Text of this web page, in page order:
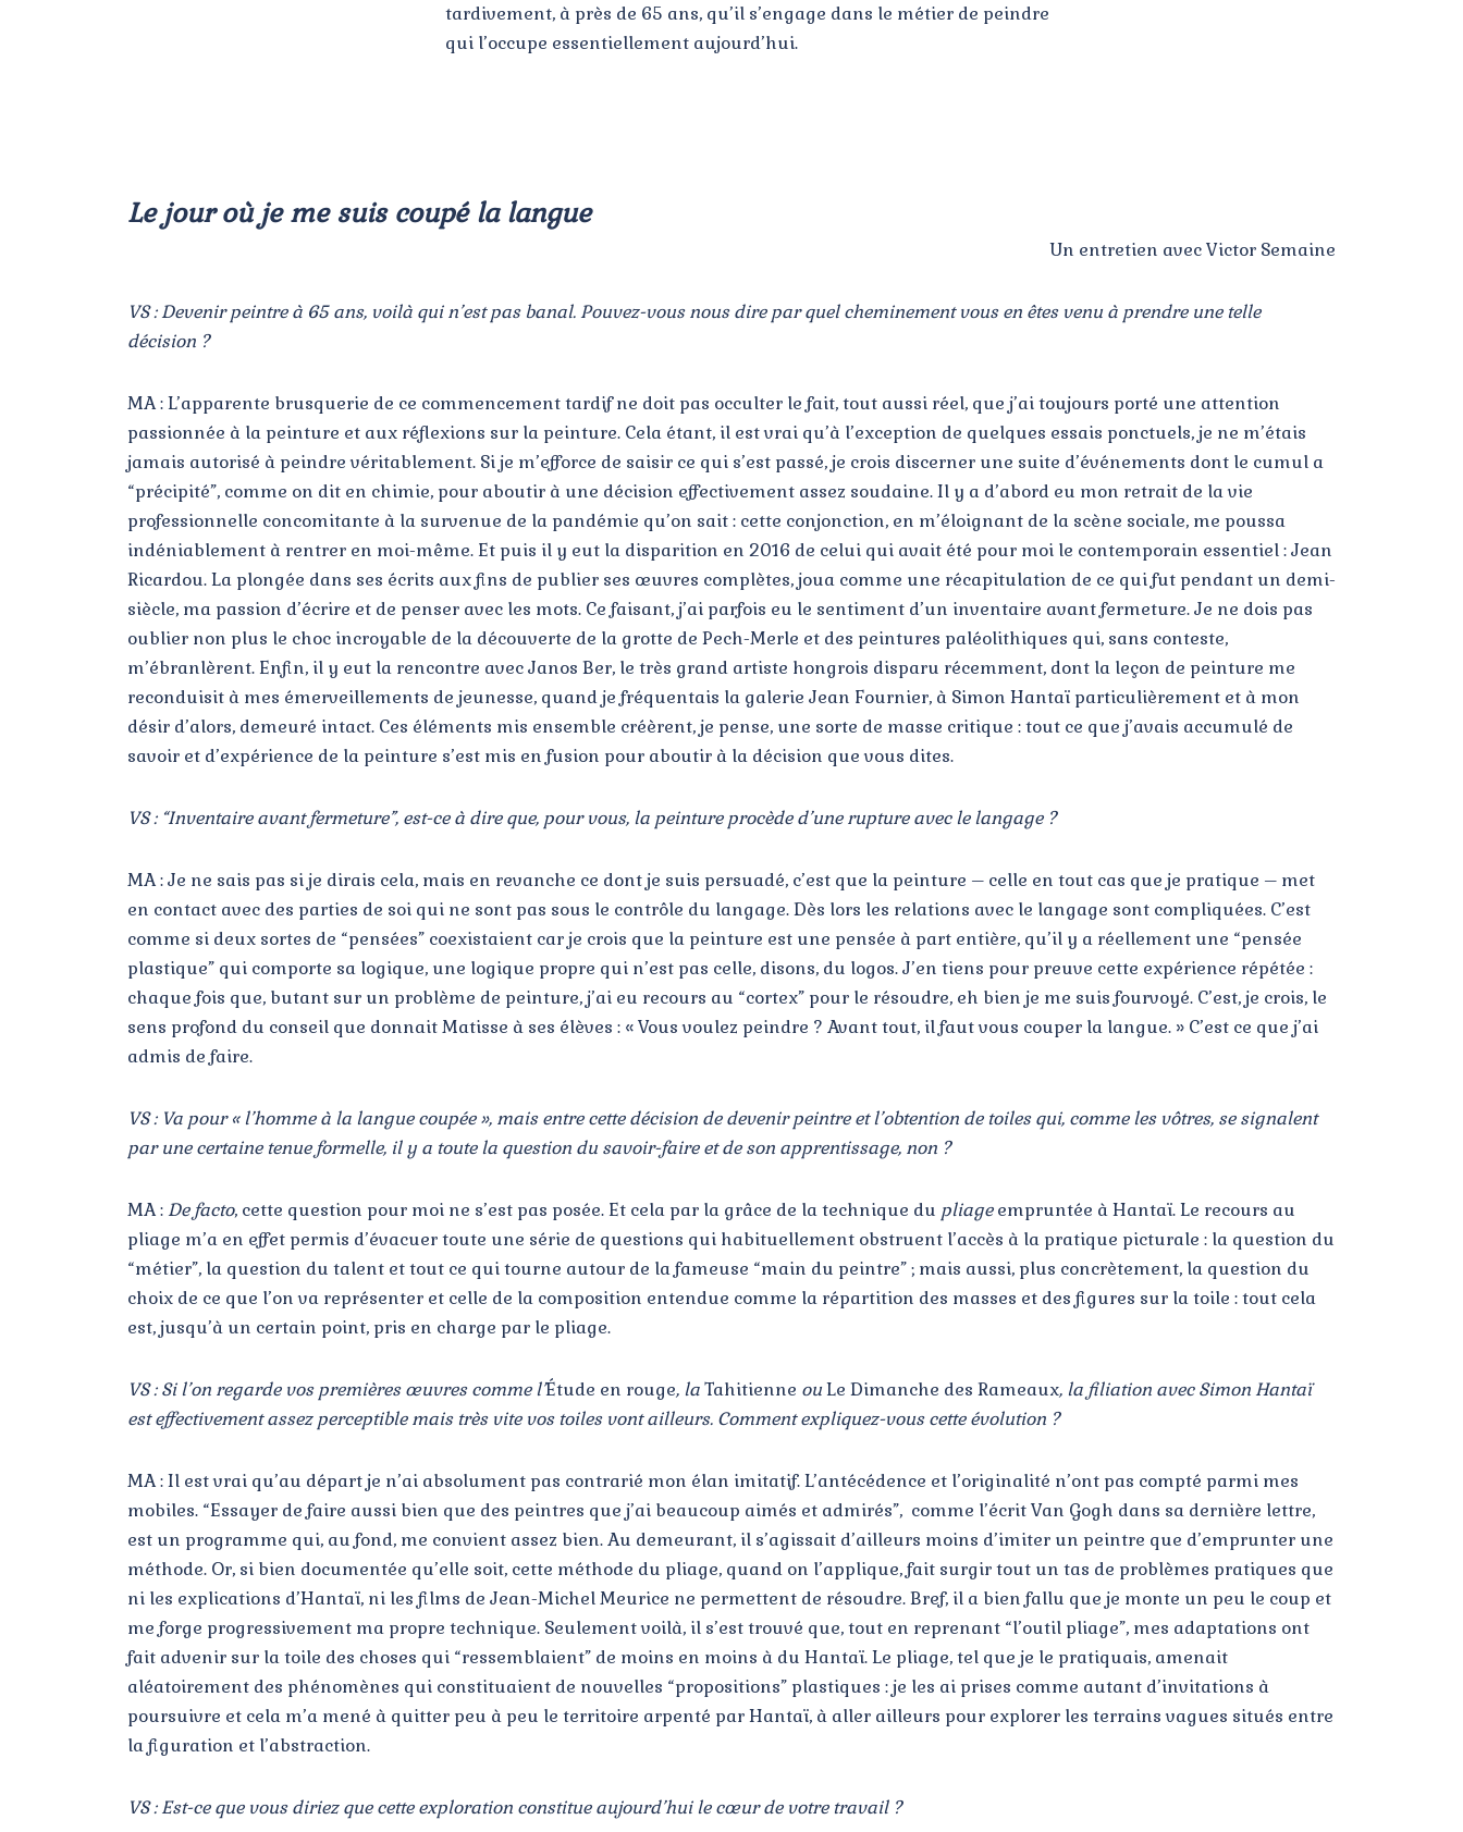
tardivement, à près de 65 ans, qu’il s’engage dans le métier de peindre
qui l’occupe essentiellement aujourd’hui.
Le jour où je me suis coupé la langue
Un entretien avec Victor Semaine
VS : Devenir peintre à 65 ans, voilà qui n’est pas banal. Pouvez-vous nous dire par quel cheminement vous en êtes venu à prendre une telle
décision ?
MA : L’apparente brusquerie de ce commencement tardif ne doit pas occulter le fait, tout aussi réel, que j’ai toujours porté une attention
passionnée à la peinture et aux réflexions sur la peinture. Cela étant, il est vrai qu’à l’exception de quelques essais ponctuels, je ne m’étais
jamais autorisé à peindre véritablement. Si je m’efforce de saisir ce qui s’est passé, je crois discerner une suite d’événements dont le cumul a
“précipité”, comme on dit en chimie, pour aboutir à une décision effectivement assez soudaine. Il y a d’abord eu mon retrait de la vie
professionnelle concomitante à la survenue de la pandémie qu’on sait : cette conjonction, en m’éloignant de la scène sociale, me poussa
indéniablement à rentrer en moi-même. Et puis il y eut la disparition en 2016 de celui qui avait été pour moi le contemporain essentiel : Jean
Ricardou. La plongée dans ses écrits aux fins de publier ses œuvres complètes, joua comme une récapitulation de ce qui fut pendant un demi-
siècle, ma passion d’écrire et de penser avec les mots. Ce faisant, j’ai parfois eu le sentiment d’un inventaire avant fermeture. Je ne dois pas
oublier non plus le choc incroyable de la découverte de la grotte de Pech-Merle et des peintures paléolithiques qui, sans conteste,
m’ébranlèrent. Enfin, il y eut la rencontre avec Janos Ber, le très grand artiste hongrois disparu récemment, dont la leçon de peinture me
reconduisit à mes émerveillements de jeunesse, quand je fréquentais la galerie Jean Fournier, à Simon Hantaï particulièrement et à mon
désir d’alors, demeuré intact. Ces éléments mis ensemble créèrent, je pense, une sorte de masse critique : tout ce que j’avais accumulé de
savoir et d’expérience de la peinture s’est mis en fusion pour aboutir à la décision que vous dites.
VS : “Inventaire avant fermeture”, est-ce à dire que, pour vous, la peinture procède d’une rupture avec le langage ?
MA : Je ne sais pas si je dirais cela, mais en revanche ce dont je suis persuadé, c’est que la peinture – celle en tout cas que je pratique – met
en contact avec des parties de soi qui ne sont pas sous le contrôle du langage. Dès lors les relations avec le langage sont compliquées. C’est
comme si deux sortes de “pensées” coexistaient car je crois que la peinture est une pensée à part entière, qu’il y a réellement une “pensée
plastique” qui comporte sa logique, une logique propre qui n’est pas celle, disons, du logos. J’en tiens pour preuve cette expérience répétée :
chaque fois que, butant sur un problème de peinture, j’ai eu recours au “cortex” pour le résoudre, eh bien je me suis fourvoyé. C’est, je crois, le
sens profond du conseil que donnait Matisse à ses élèves : « Vous voulez peindre ? Avant tout, il faut vous couper la langue. » C’est ce que j’ai
admis de faire.
VS : Va pour « l’homme à la langue coupée », mais entre cette décision de devenir peintre et l’obtention de toiles qui, comme les vôtres, se signalent
par une certaine tenue formelle, il y a toute la question du savoir-faire et de son apprentissage, non ?
MA :De facto, cette question pour moi ne s’est pas posée. Et cela par la grâce de la technique du pliageempruntée à Hantaï. Le recours au
pliage m’a en effet permis d’évacuer toute une série de questions qui habituellement obstruent l’accès à la pratique picturale : la question du
“métier”, la question du talent et tout ce qui tourne autour de la fameuse “main du peintre” ; mais aussi, plus concrètement, la question du
choix de ce que l’on va représenter et celle de la composition entendue comme la répartition des masses et des figures sur la toile : tout cela
est, jusqu’à un certain point, pris en charge par le pliage.
VS : Si l’on regarde vos premières œuvres comme l’Étude en rouge, laTahitienne ouLe Dimanche des Rameaux, la filiation avec Simon Hantaï
est effectivement assez perceptible mais très vite vos toiles vont ailleurs. Comment expliquez-vous cette évolution ?
MA : Il est vrai qu’au départ je n’ai absolument pas contrarié mon élan imitatif. L’antécédence et l’originalité n’ont pas compté parmi mes
mobiles. “Essayer de faire aussi bien que des peintres que j’ai beaucoup aimés et admirés”, comme l’écrit Van Gogh dans sa dernière lettre,
est un programme qui, au fond, me convient assez bien. Au demeurant, il s’agissait d’ailleurs moins d’imiter un peintre que d’emprunter une
méthode. Or, si bien documentée qu’elle soit, cette méthode du pliage, quand on l’applique, fait surgir tout un tas de problèmes pratiques que
ni les explications d’Hantaï, ni les films de Jean-Michel Meurice ne permettent de résoudre. Bref, il a bien fallu que je monte un peu le coup et
me forge progressivement ma propre technique. Seulement voilà, il s’est trouvé que, tout en reprenant “l’outil pliage”, mes adaptations ont
fait advenir sur la toile des choses qui “ressemblaient” de moins en moins à du Hantaï. Le pliage, tel que je le pratiquais, amenait
aléatoirement des phénomènes qui constituaient de nouvelles “propositions” plastiques : je les ai prises comme autant d’invitations à
poursuivre et cela m’a mené à quitter peu à peu le territoire arpenté par Hantaï, à aller ailleurs pour explorer les terrains vagues situés entre
la figuration et l’abstraction.
VS : Est-ce que vous diriez que cette exploration constitue aujourd’hui le cœur de votre travail ?